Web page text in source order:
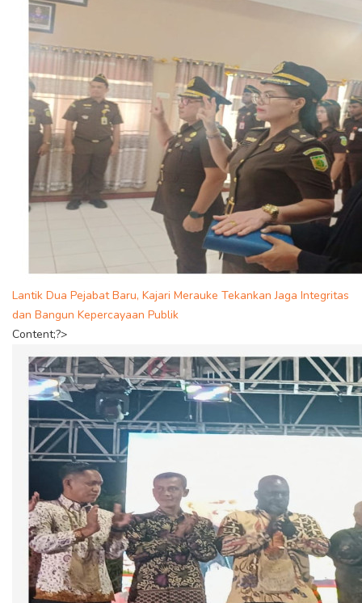
Lantik Dua Pejabat Baru, Kajari Merauke Tekankan Jaga Integritas
dan Bangun Kepercayaan Publik
Content;?>